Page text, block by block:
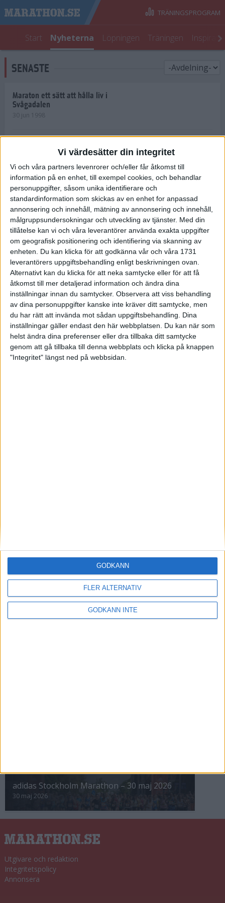
Vi värdesätter din integritet
Vi och våra partners levenrorer och/eller får åtkomst till
information på en enhet, till exempel cookies, och behandlar
personuppgifter, såsom unika identifierare och
standardinformation som skickas av en enhet for anpassad
annonsering och innehåll, mätning av annonsering och innehåll,
målgruppsundersokningar och utveckling av tjänster. Med din
tillåtelse kan vi och våra leverantörer använda exakta uppgifter
om geografisk positionering och identifiering via skanning av
enheten. Du kan klicka för att godkänna vår och våra 1731
leverantörers uppgiftsbehandling enligt beskrivningen ovan.
Alternativt kan du klicka för att neka samtycke eller för att få
åtkomst till mer detaljerad information och ändra dina
inställningar innan du samtycker. Observera att viss behandling
av dina personuppgifter kanske inte kräver ditt samtycke, men
du har rätt att invända mot sådan uppgiftsbehandling. Dina
inställningar gäller endast den här webbplatsen. Du kan när som
helst ändra dina preferenser eller dra tillbaka ditt samtycke
genom att gå tillbaka till denna webbplats och klicka på knappen
"Integritet" längst ned på webbsidan.
FLER ALTERNATIV
GODKÄNN INTE
GODKÄNN
Start Nyheterna Löpningen Träningen
TRÄNINGSPROGRAM
SENASTE
Maraton ett sätt att hålla liv i
Svågadalen
30 jun 1998
Norrlänningar firade semester i
Strängnäs
28 jun 1998
Maratonlöparna bäst i Trosa
I år fick Andervang kransen
27 jun 1998
Intresset ökar för Lidingöloppet
26 jun 1998
Värmemara
väntarvärldsmästaraspiranter
24 jun 1998
ASIEN
Berlin Marathon - ett lopp genom
8 okt 1995• Arkiv• Reseberättelser från
adidas Stockholm Marathon – 30 maj 2026
30 maj 2026
Utgivare och redaktion
Integritetspolicy
Annonsera